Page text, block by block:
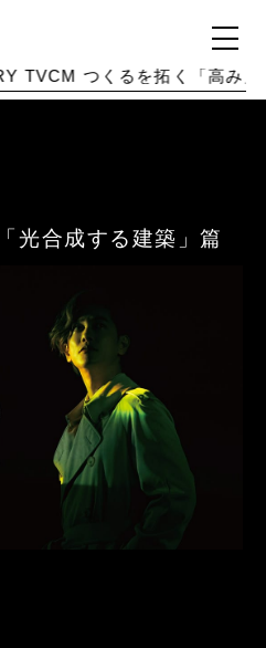
つくるを拓く「高み」篇
光合成する建築」篇